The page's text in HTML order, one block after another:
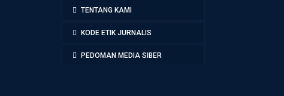
TENTANG KAMI
KODE ETIK JURNALIS
PEDOMAN MEDIA SIBER